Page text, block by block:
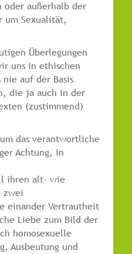
oder außerhalb der
um Sexualität,
Überlegungen
uns in ethischen
auf der Basis
die ja auch in der
(zustimmend)
das verantwortliche
Achtung, in
ihren alt- wie
zwei
einander Vertrautheit
Liebe zum Bild der
homosexuelle
Ausbeutung und